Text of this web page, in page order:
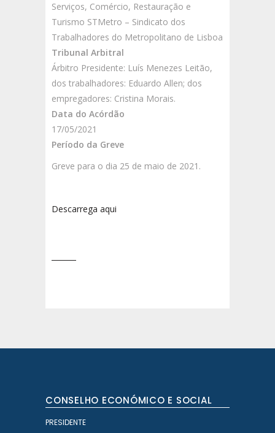
Serviços, Comércio, Restauração e
Turismo STMetro – Sindicato dos
Trabalhadores do Metropolitano de Lisboa
Tribunal Arbitral
Árbitro Presidente: Luís Menezes Leitão,
dos trabalhadores: Eduardo Allen; dos
empregadores: Cristina Morais.
Data do Acórdão
17/05/2021
Período da Greve
Greve para o dia 25 de maio de 2021.
Descarrega aqui
CONSELHO ECONÓMICO E SOCIAL
PRESIDENTE